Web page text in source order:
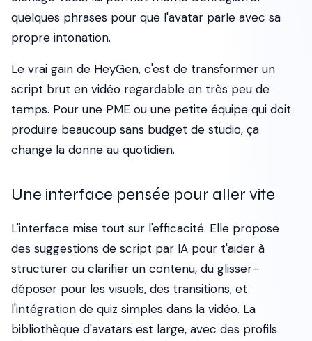
quelques phrases pour que l'avatar parle avec sa
propre intonation.
Le vrai gain de HeyGen, c'est de transformer un
script brut en vidéo regardable en très peu de
temps. Pour une PME ou une petite équipe qui doit
produire beaucoup sans budget de studio, ça
change la donne au quotidien.
Une interface pensée pour aller vite
L'interface mise tout sur l'efficacité. Elle propose
des suggestions de script par IA pour t'aider à
structurer ou clarifier un contenu, du glisser-
déposer pour les visuels, des transitions, et
l'intégration de quiz simples dans la vidéo. La
bibliothèque d'avatars est large, avec des profils